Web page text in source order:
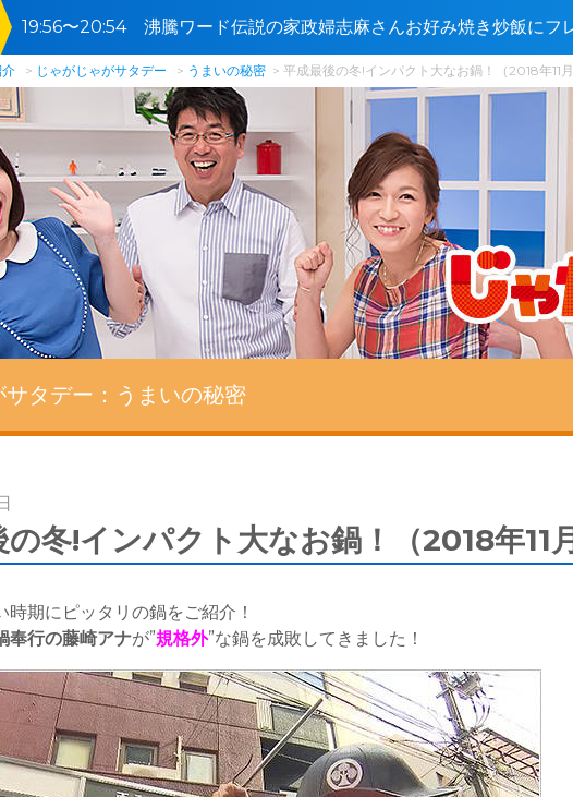
19:56〜20:54 沸騰ワード伝説の家政婦志麻さんお好み焼き炒飯にフ
哉爆食ＳＰ🈑
じゃがじゃがサタデー うまいの秘密 平成最後の冬!インパクト大なお鍋！（2018年11月
タデー： うまいの秘密
冬!インパクト大なお鍋！（2018年11
時期にピッタリの鍋をご紹介！
奉行の藤崎アナが”規格外”な鍋を成敗してきました！